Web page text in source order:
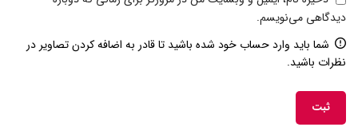
دیدگاهی می‌نویسم.
شما باید وارد حساب خود شده باشید تا قادر به اضافه کردن تصاویر در
نظرات باشید.